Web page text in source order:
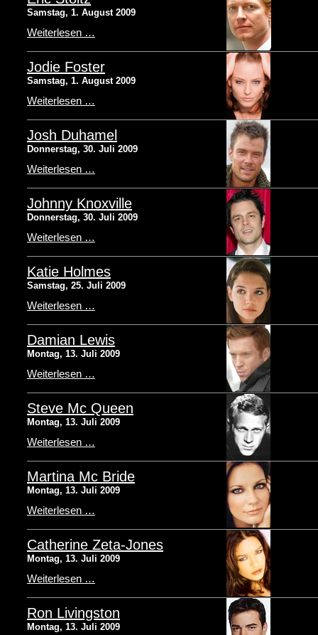
Samstag, 1. August 2009
Weiterlesen …
Jodie Foster
Samstag, 1. August 2009
Weiterlesen …
Josh Duhamel
Donnerstag, 30. Juli 2009
Weiterlesen …
Johnny Knoxville
Donnerstag, 30. Juli 2009
Weiterlesen …
Katie Holmes
Samstag, 25. Juli 2009
Weiterlesen …
Damian Lewis
Montag, 13. Juli 2009
Weiterlesen …
Steve Mc Queen
Montag, 13. Juli 2009
Weiterlesen …
Martina Mc Bride
Montag, 13. Juli 2009
Weiterlesen …
Catherine Zeta-Jones
Montag, 13. Juli 2009
Weiterlesen …
Ron Livingston
Montag, 13. Juli 2009